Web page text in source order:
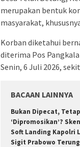
merupakan bentuk
masyarakat,
Korban diketahui
diterima Pos
Senin, 6 Juli 2026,
BACAAN LAINNYA
Bukan Dipecat,
‘Dipromosikan’?
Soft Landing Kapolri
Sigit Prabowo